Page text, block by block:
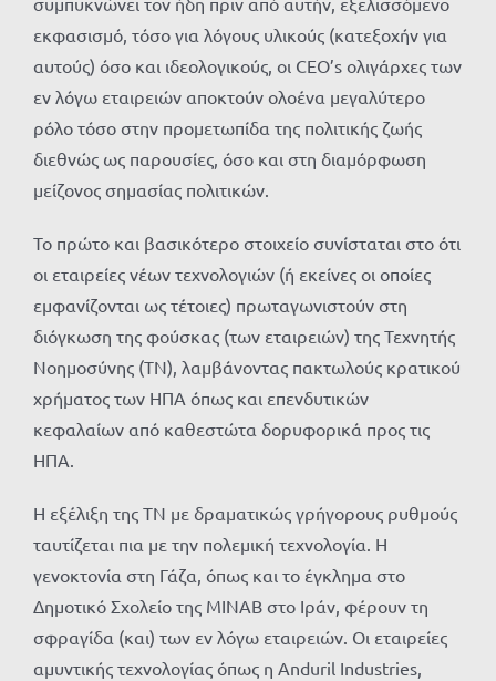
εκφασισμό, τόσο για λόγους υλικούς (κατεξοχήν για
αυτούς) όσο και ιδεολογικούς, οι CEO’s ολιγάρχες των
εν λόγω εταιρειών αποκτούν ολοένα μεγαλύτερο
ρόλο τόσο στην προμετωπίδα της πολιτικής ζωής
διεθνώς ως παρουσίες, όσο και στη διαμόρφωση
μείζονος σημασίας πολιτικών.
Το πρώτο και βασικότερο στοιχείο συνίσταται στο ότι
οι εταιρείες νέων τεχνολογιών (ή εκείνες οι οποίες
εμφανίζονται ως τέτοιες) πρωταγωνιστούν στη
διόγκωση της φούσκας (των εταιρειών) της Τεχνητής
Νοημοσύνης (ΤΝ), λαμβάνοντας πακτωλούς κρατικού
χρήματος των ΗΠΑ όπως και επενδυτικών
κεφαλαίων από καθεστώτα δορυφορικά προς τις
ΗΠΑ.
Η εξέλιξη της ΤΝ με δραματικώς γρήγορους ρυθμούς
ταυτίζεται πια με την πολεμική τεχνολογία. Η
γενοκτονία στη Γάζα, όπως και το έγκλημα στο
Δημοτικό Σχολείο της MINAB στο Ιράν, φέρουν τη
σφραγίδα (και) των εν λόγω εταιρειών. Οι εταιρείες
αμυντικής τεχνολογίας όπως η Anduril Industries,